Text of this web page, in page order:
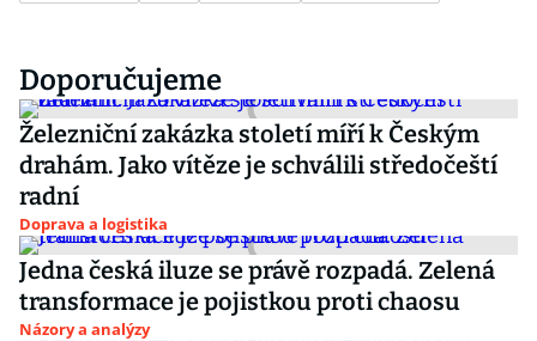
Doporučujeme
Železniční zakázka století míří k Českým
drahám. Jako vítěze je schválili středočeští
radní
Doprava a logistika
Jedna česká iluze se právě rozpadá. Zelená
transformace je pojistkou proti chaosu
Názory a analýzy